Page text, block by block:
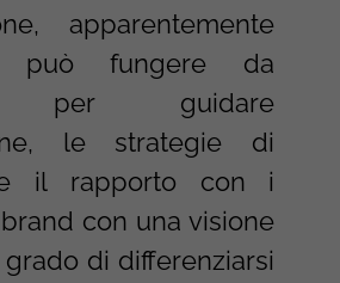
apparentemente
può fungere da
per guidare
le strategie di
il rapporto con i
con una visione
di differenziarsi